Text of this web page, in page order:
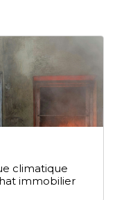
climatique
immobilier